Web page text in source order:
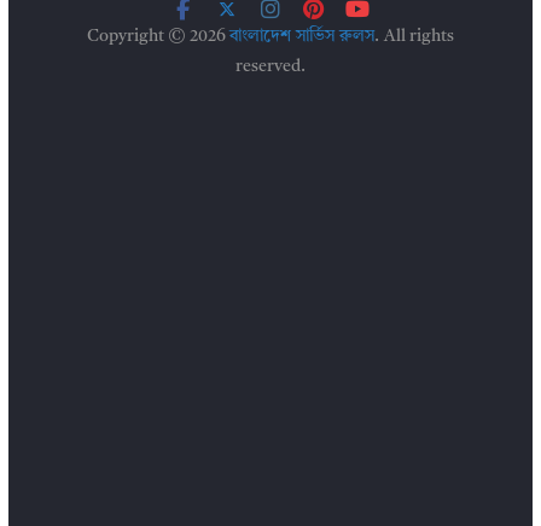
Copyright © 2026বাংলাদেশ সার্ভিস রুলস. All rights
reserved.